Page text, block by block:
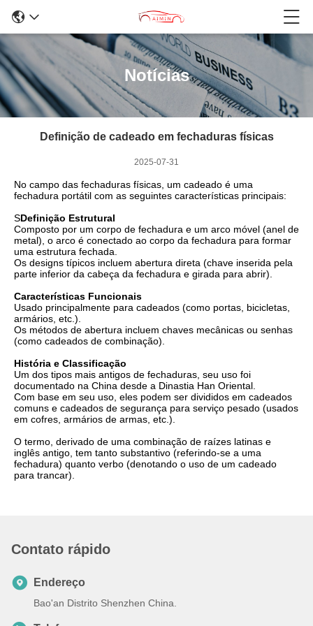
Notícias
Definição de cadeado em fechaduras físicas
2025-07-31
No campo das fechaduras físicas, um cadeado é uma
fechadura portátil com as seguintes características principais:
SDefinição Estrutural
Composto por um corpo de fechadura e um arco móvel (anel de
metal), o arco é conectado ao corpo da fechadura para formar
uma estrutura fechada.
Os designs típicos incluem abertura direta (chave inserida pela
parte inferior da cabeça da fechadura e girada para abrir).
Características Funcionais
Usado principalmente para cadeados (como portas, bicicletas,
armários, etc.).
Os métodos de abertura incluem chaves mecânicas ou senhas
(como cadeados de combinação).
História e Classificação
Um dos tipos mais antigos de fechaduras, seu uso foi
documentado na China desde a Dinastia Han Oriental.
Com base em seu uso, eles podem ser divididos em cadeados
comuns e cadeados de segurança para serviço pesado (usados
em cofres, armários de armas, etc.).
O termo, derivado de uma combinação de raízes latinas e
inglês antigo, tem tanto substantivo (referindo-se a uma
fechadura) quanto verbo (denotando o uso de um cadeado
para trancar).
Contato rápido
Endereço
Bao'an Distrito Shenzhen China.